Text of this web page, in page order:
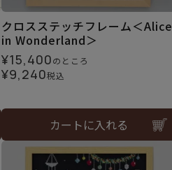
クロスステッチフレーム＜Alice
in Wonderland＞
¥15,400のところ
¥9,240税込
カートに入れる